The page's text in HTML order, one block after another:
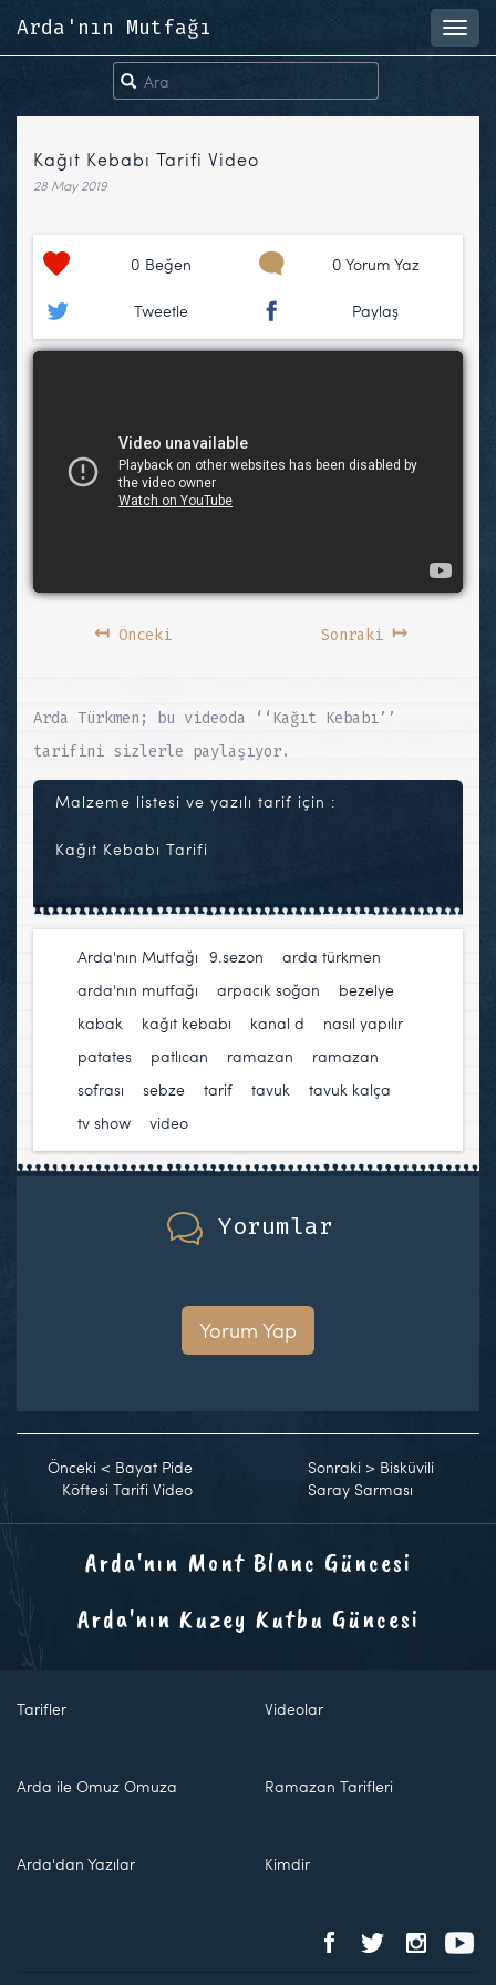
Arda'nın Mutfağı
Kağıt Kebabı Tarifi Video
28 May 2019
0 Beğen 0 Yorum Yaz
Tweetle Paylaş
↤Önceki Sonraki ↦
Arda Türkmen; bu videoda ‘‘Kağıt Kebabı’’
tarifini sizlerle paylaşıyor.
Malzeme listesi ve yazılı tarif için :
Kağıt Kebabı Tarifi
Arda'nın Mutfağı 9.sezon arda türkmen
arda'nın mutfağı
arpacık soğan bezelye
kabak
kağıt kebabı kanal d nasıl yapılır
patates
patlıcan ramazan
ramazan
sofrası
sebze tarif tavuk tavuk kalça
tv show
video
Yorumlar
Yorum Yap
Önceki < Bayat Pide
Köftesi Tarifi Video
Sonraki > Bisküvili
Saray Sarması
Arda'nın Mont Blanc Güncesi
Arda'nın Kuzey Kutbu Güncesi
Tarifler Videolar
Arda ile Omuz Omuza Ramazan Tarifleri
Arda'dan Yazılar Kimdir